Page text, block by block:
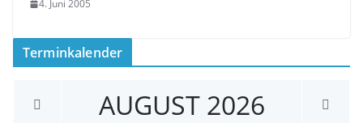
4. Juni 2005
Terminkalender
AUGUST 2026